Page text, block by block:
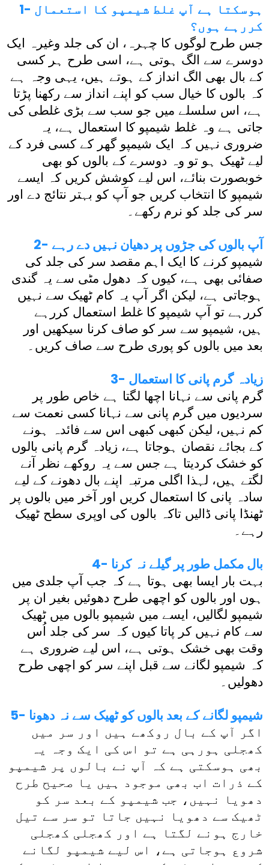
1- ہوسکتا ہے آپ غلط شیمپو کا استعمال
کررہے ہوں؟
جس طرح لوگوں کا چہرہ، ان کی جلد وغیرہ ایک
دوسرے سے الگ ہوتی ہے، اسی طرح ہر کسی
کے بال بھی الگ انداز کے ہوتے ہیں، یہی وجہ ہے
کہ بالوں کا خیال سب کو اپنے انداز سے رکھنا پڑتا
ہے، اس سلسلے میں جو سب سے بڑی غلطی کی
جاتی ہے وہ غلط شیمپو کا استعمال ہے، یہ
ضروری نہیں کہ ایک شیمپو گھر کے کسی فرد کے
لیے ٹھیک ہو تو وہ دوسرے کے بالوں کو بھی
خوبصورت بنائے، اس لیے کوشش کریں کہ ایسے
شیمپو کا انتخاب کریں جو آپ کو بہتر نتائج دے اور
سر کی جلد کو نرم رکھے۔
2- آپ بالوں کی جڑوں پر دھیان نہیں دے رہے
شیمپو کرنے کا ایک اہم مقصد سر کی جلد کی
صفائی بھی ہے، کیوں کہ دھول مٹی سے یہ گندی
ہوجاتی ہے، لیکن اگر آپ یہ کام ٹھیک سے نہیں
کررہے تو آپ شیمپو کا غلط استعمال کررہے
ہیں، شیمپو سے سر کو صاف کرنا سیکھیں اور
بعد میں بالوں کو پوری طرح سے صاف کریں۔
3- زیادہ گرم پانی کا استعمال
گرم پانی سے نہانا اچھا لگتا ہے خاص طور پر
سردیوں میں گرم پانی سے نہانا کسی نعمت سے
کم نہیں، لیکن کبھی کبھی اس سے فائدہ ہونے
کے بجائے نقصان ہوجاتا ہے، زیادہ گرم پانی بالوں
کو خشک کردیتا ہے جس سے یہ روکھے نظر آنے
لگتے ہیں، لہذا اگلی مرتبہ اپنے بال دھونے کے لیے
سادہ پانی کا استعمال کریں اور آخر میں بالوں پر
ٹھنڈا پانی ڈالیں تاکہ بالوں کی اوپری سطح ٹھیک
رہے۔
4- بال مکمل طور پر گیلے نہ کرنا
بہت بار ایسا بھی ہوتا ہے کہ جب آپ جلدی میں
ہوں اور بالوں کو اچھی طرح دھوئیں بغیر ان پر
شیمپو لگالیں، ایسے میں شیمپو بالوں میں ٹھیک
سے کام نہیں کر پاتا کیوں کہ سر کی جلد اُس
وقت بھی خشک ہوتی ہے، اس لیے ضروری ہے
کہ شیمپو لگانے سے قبل اپنے سر کو اچھی طرح
دھولیں۔
5- شیمپو لگانے کے بعد بالوں کو ٹھیک سے نہ دھونا
اگر آپ کے بال روکھے ہیں اور سر میں
کھجلی ہورہی ہے تو اس کی ایک وجہ یہ
بھی ہوسکتی ہے کہ آپ نے بالوں پر شیمپو
کے ذرات اب بھی موجود ہیں یا صحیح طرح
دھویا نہیں، جب شیمپو کے بعد سر کو
ٹھیک سے دھویا نہیں جاتا تو سر سے تیل
خارج ہونے لگتا ہے اور کھجلی کھجلی
شروع ہوجاتی ہے، اس لیے شیمپو لگانے